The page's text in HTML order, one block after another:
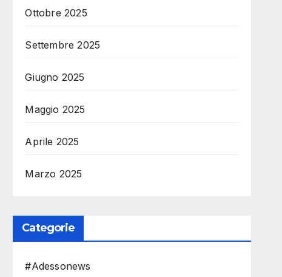
Ottobre 2025
Settembre 2025
Giugno 2025
Maggio 2025
Aprile 2025
Marzo 2025
Categorie
#Adessonews